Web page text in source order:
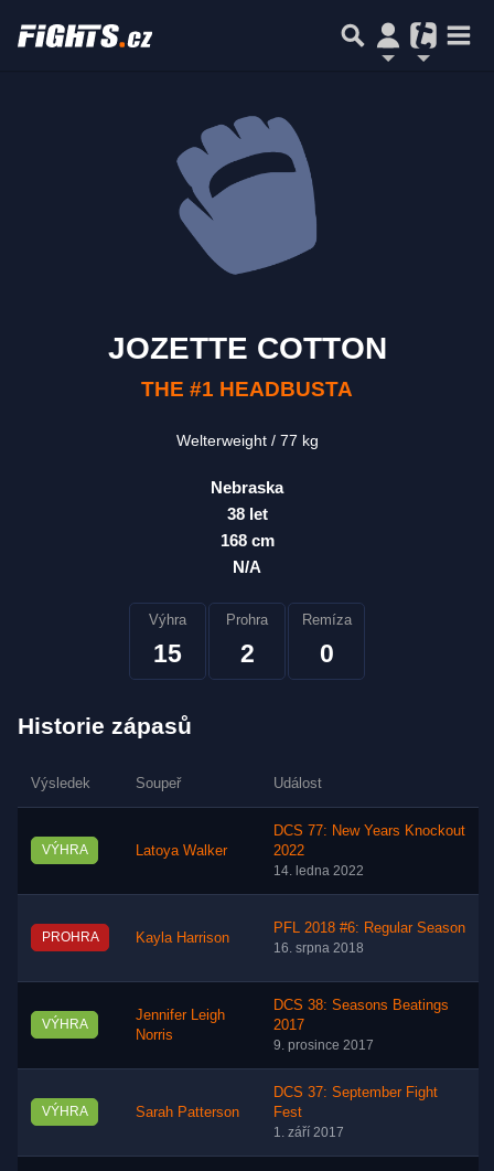
JOZETTE COTTON
THE #1 HEADBUSTA
Welterweight 77 kg
Nebraska
38 let
168 cm
N/A
Výhra
15
Prohra
2
Remíza
0
Historie zápasů
Výsledek Soupeř Událost
VÝHRA Latoya Walker
DCS 77: New Years Knockout
2022
14. ledna 2022
PROHRA Kayla Harrison
PFL 2018 #6: Regular Season
16. srpna 2018
VÝHRA
Jennifer Leigh
Norris
DCS 38: Seasons Beatings
2017
9. prosince 2017
VÝHRA Sarah Patterson
DCS 37: September Fight
Fest
1. září 2017